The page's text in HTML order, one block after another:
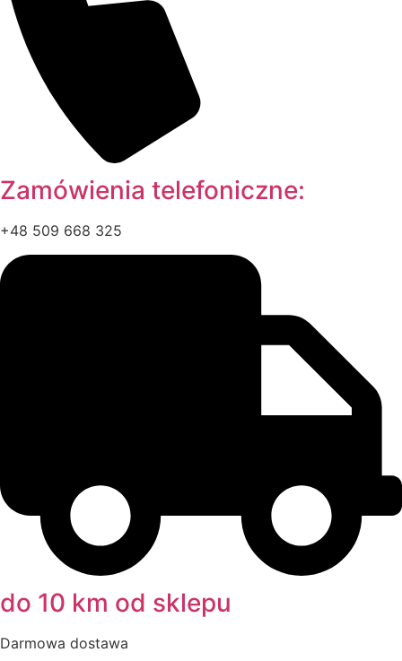
Zamówienia telefoniczne:
+48 509 668 325
do 10 km od sklepu
Darmowa dostawa